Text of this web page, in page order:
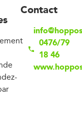
Contact
0476/79
18 46